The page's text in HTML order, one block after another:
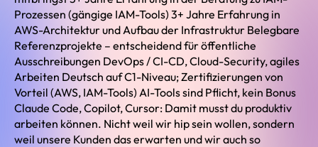
Prozessen (gängige IAM-Tools) 3+ Jahre Erfahrung in
AWS-Architektur und Aufbau der Infrastruktur Belegbare
Referenzprojekte – entscheidend für öffentliche
Ausschreibungen DevOps / CI-CD, Cloud-Security, agiles
Arbeiten Deutsch auf C1-Niveau; Zertifizierungen von
Vorteil (AWS, IAM-Tools) AI-Tools sind Pflicht, kein Bonus
Claude Code, Copilot, Cursor: Damit musst du produktiv
arbeiten können. Nicht weil wir hip sein wollen, sondern
weil unsere Kunden das erwarten und wir auch so